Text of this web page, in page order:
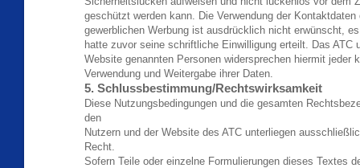
geschützt werden kann. Die Verwendung der
gewerblichen Werbung ist ausdrücklich nicht erwünscht,
hatte zuvor seine schriftliche Einwilligung erteilt. Das ATC
Website genannten Personen widersprechen hiermit jeder
Verwendung und Weitergabe ihrer Daten.
5. Schlussbestimmung/Rechtswirksamkeit
Diese Nutzungsbedingungen und die gesamten
den
Nutzern und der Website des ATC unterliegen
Recht.
Sofern Teile oder einzelne Formulierungen dieses Textes